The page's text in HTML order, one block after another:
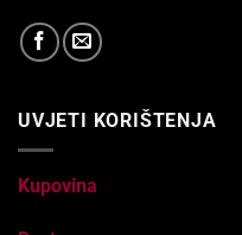
UVJETI KORIŠTENJA
Kupovina